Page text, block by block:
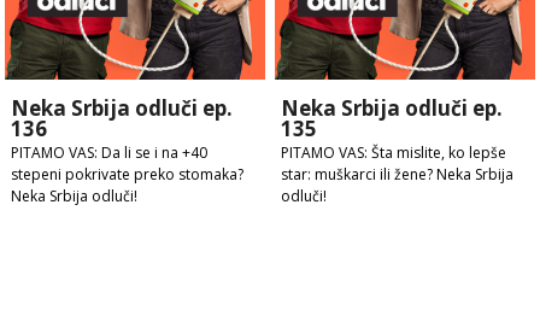
Neka Srbija odluči ep.
136
PITAMO VAS: Da li se i na +40
stepeni pokrivate preko stomaka?
Neka Srbija odluči!
Neka Srbija odluči ep.
135
PITAMO VAS: Šta mislite, ko lepše
star: muškarci ili žene? Neka Srbija
odluči!